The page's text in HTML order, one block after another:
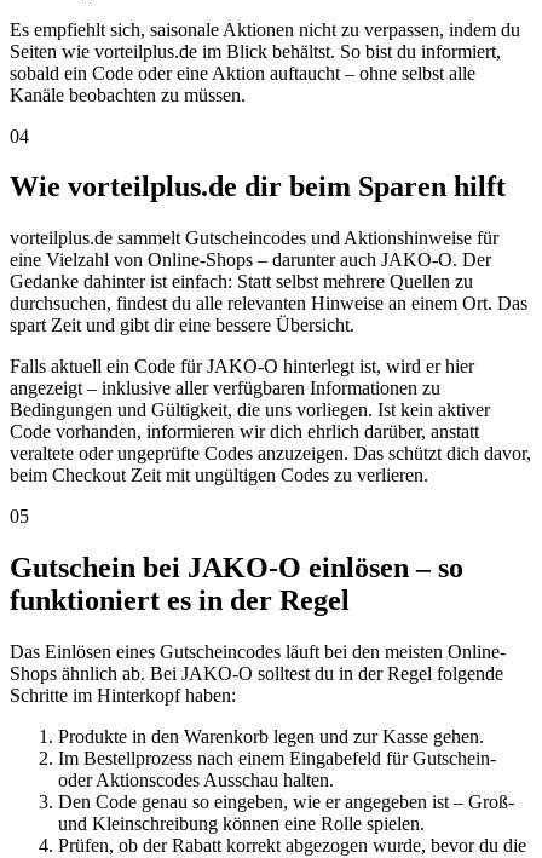
Es empfiehlt sich, saisonale Aktionen nicht zu verpassen, indem du
Seiten wie vorteilplus.de im Blick behältst. So bist du informiert,
sobald ein Code oder eine Aktion auftaucht – ohne selbst alle
Kanäle beobachten zu müssen.
04
Wie vorteilplus.de dir beim Sparen hilft
vorteilplus.de sammelt Gutscheincodes und Aktionshinweise für
eine Vielzahl von Online-Shops – darunter auch JAKO-O. Der
Gedanke dahinter ist einfach: Statt selbst mehrere Quellen zu
durchsuchen, findest du alle relevanten Hinweise an einem Ort. Das
spart Zeit und gibt dir eine bessere Übersicht.
Falls aktuell ein Code für JAKO-O hinterlegt ist, wird er hier
angezeigt – inklusive aller verfügbaren Informationen zu
Bedingungen und Gültigkeit, die uns vorliegen. Ist kein aktiver
Code vorhanden, informieren wir dich ehrlich darüber, anstatt
veraltete oder ungeprüfte Codes anzuzeigen. Das schützt dich davor,
beim Checkout Zeit mit ungültigen Codes zu verlieren.
05
Gutschein bei JAKO-O einlösen – so
funktioniert es in der Regel
Das Einlösen eines Gutscheincodes läuft bei den meisten Online-
Shops ähnlich ab. Bei JAKO-O solltest du in der Regel folgende
Schritte im Hinterkopf haben:
Produkte in den Warenkorb legen und zur Kasse gehen.
Im Bestellprozess nach einem Eingabefeld für Gutschein-
oder Aktionscodes Ausschau halten.
Den Code genau so eingeben, wie er angegeben ist – Groß-
und Kleinschreibung können eine Rolle spielen.
Prüfen, ob der Rabatt korrekt abgezogen wurde, bevor du die